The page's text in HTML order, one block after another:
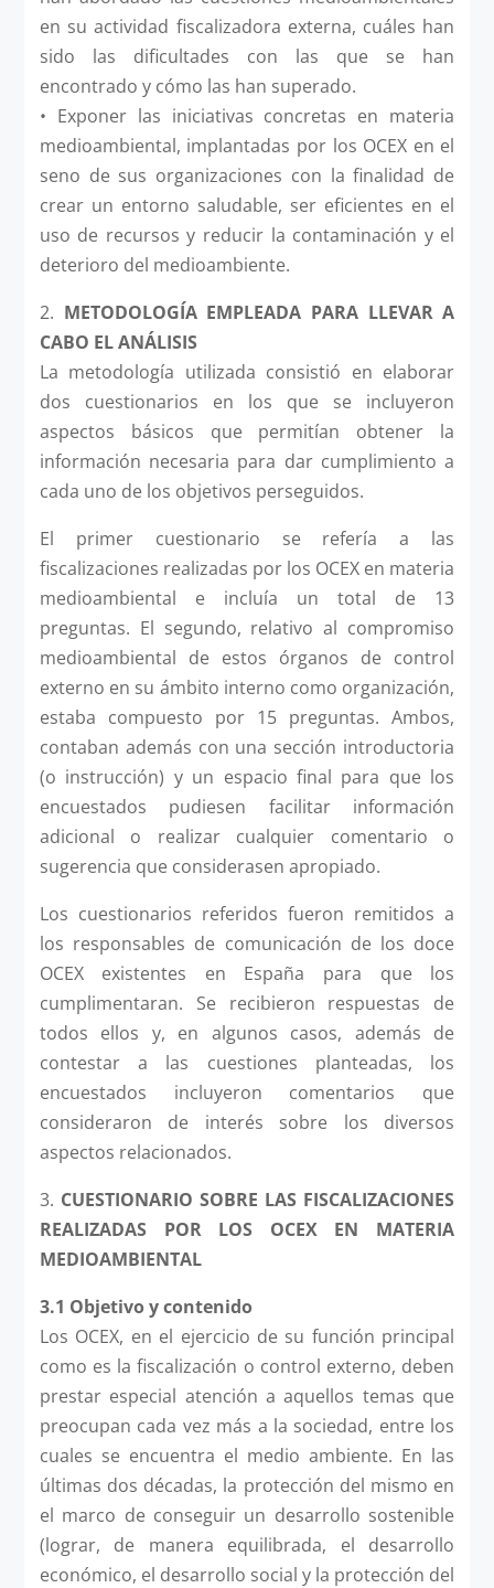
en su actividad fiscalizadora externa, cuáles han
sido las dificultades con las que se han
encontrado y cómo las han superado.
• Exponer las iniciativas concretas en materia
medioambiental, implantadas por los OCEX en el
seno de sus organizaciones con la finalidad de
crear un entorno saludable, ser eficientes en el
uso de recursos y reducir la contaminación y el
deterioro del medioambiente.
2. METODOLOGÍA EMPLEADA PARA LLEVAR A
CABO EL ANÁLISIS
La metodología utilizada consistió en elaborar
dos cuestionarios en los que se incluyeron
aspectos básicos que permitían obtener la
información necesaria para dar cumplimiento a
cada uno de los objetivos perseguidos.
El primer cuestionario se refería a las
fiscalizaciones realizadas por los OCEX en materia
medioambiental e incluía un total de 13
preguntas. El segundo, relativo al compromiso
medioambiental de estos órganos de control
externo en su ámbito interno como organización,
estaba compuesto por 15 preguntas. Ambos,
contaban además con una sección introductoria
(o instrucción) y un espacio final para que los
encuestados pudiesen facilitar información
adicional o realizar cualquier comentario o
sugerencia que considerasen apropiado.
Los cuestionarios referidos fueron remitidos a
los responsables de comunicación de los doce
OCEX existentes en España para que los
cumplimentaran. Se recibieron respuestas de
todos ellos y, en algunos casos, además de
contestar a las cuestiones planteadas, los
encuestados incluyeron comentarios que
consideraron de interés sobre los diversos
aspectos relacionados.
3. CUESTIONARIO SOBRE LAS FISCALIZACIONES
REALIZADAS POR LOS OCEX EN MATERIA
MEDIOAMBIENTAL
3.1 Objetivo y contenido
Los OCEX, en el ejercicio de su función principal
como es la fiscalización o control externo, deben
prestar especial atención a aquellos temas que
preocupan cada vez más a la sociedad, entre los
cuales se encuentra el medio ambiente. En las
últimas dos décadas, la protección del mismo en
el marco de conseguir un desarrollo sostenible
(lograr, de manera equilibrada, el desarrollo
económico, el desarrollo social y la protección del